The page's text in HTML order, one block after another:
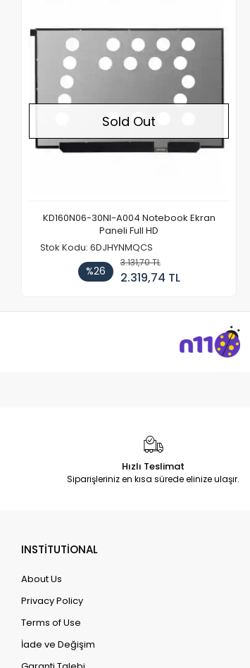
Sold Out
KD160N06-30NI-A004 Notebook Ekran
Paneli Full HD
Stok Kodu: 6DJHYNMQCS
%26
3.131,70 TL
2.319,74 TL
Hızlı Teslimat
Siparişleriniz en kısa sürede elinize ulaşır.
INSTİTUTİONAL
About Us
Privacy Policy
Terms of Use
İade ve Değişim